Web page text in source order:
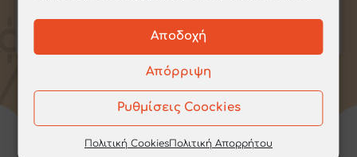
Αποδοχή
Απόρριψη
Ρυθμίσεις Coockies
Πολιτική CookiesΠολιτική Απορρήτου